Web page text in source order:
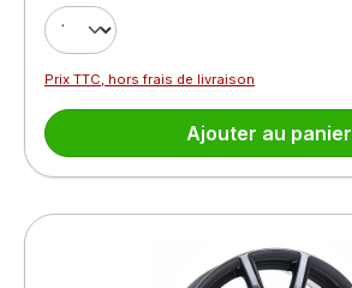
Prix TTC, hors frais de livraison
Ajouter au panier